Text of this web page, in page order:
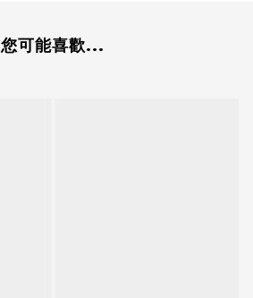
您可能喜歡...